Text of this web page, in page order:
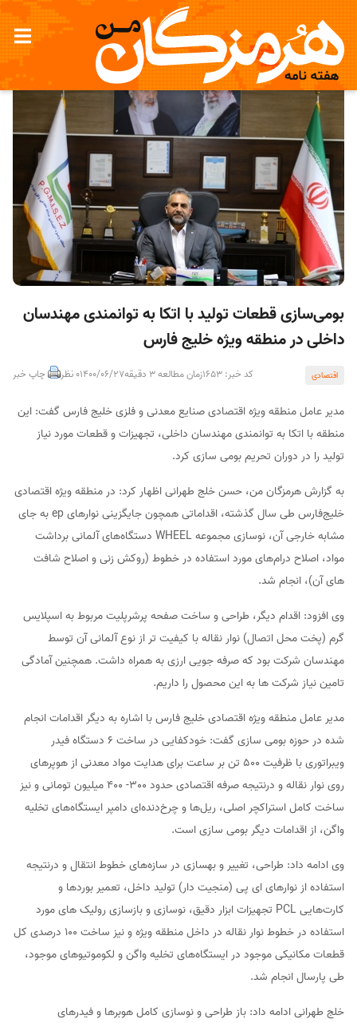
بومی‌سازی قطعات تولید با اتکا به توانمندی مهندسان
داخلی در منطقه ویژه خلیج فارس
اقتصادی کد خبر: 1653 زمان مطالعه 3 دقیقه 1400/06/270 نظر چاپ خبر
مدیر عامل منطقه ویژه اقتصادی صنایع معدنی و فلزی خلیج فارس گفت: این
منطقه با اتکا به توانمندی مهندسان داخلی، تجهیزات و قطعات مورد نیاز
تولید را در دوران تحریم بومی سازی کرد.
به گزارش هرمزگان من، حسن خلج طهرانی اظهار کرد: در منطقه ویژه اقتصادی
خلیج‌فارس طی سال گذشته، اقداماتی همچون جایگزینی نوارهای ep به جای
مشابه خارجی آن، نوسازی مجموعه WHEEL دستگاه‌های آلمانی برداشت
مواد، اصلاح درام‌های مورد استفاده در خطوط (روکش زنی و اصلاح شافت
های آن)، انجام شد.
وی افزود: اقدام دیگر، طراحی و ساخت صفحه پرشرپلیت مربوط به اسپلایس
گرم (پخت محل اتصال) نوار نقاله با کیفیت تر از نوع آلمانی آن توسط
مهندسان شرکت بود که صرفه جویی ارزی به همراه داشت. همچنین آمادگی
تامین نیاز شرکت ها به این محصول را داریم.
مدیر عامل منطقه ویژه اقتصادی خلیج فارس با اشاره به دیگر اقدامات انجام
شده در حوزه بومی سازی گفت: خودکفایی در ساخت ۶ دستگاه فیدر
ویبراتوری با ظرفیت ۵۰۰ تن بر ساعت برای هدایت مواد معدنی از هوپرهای
روی نوار نقاله و درنتیجه صرفه اقتصادی حدود 300- 400 میلیون تومانی و نیز
ساخت کامل استراکچر اصلی، ریل‌ها و چرخ‌دنده‌ای دامپر ایستگاه‌های تخلیه
واگن، از اقدامات دیگر بومی سازی است.
وی ادامه داد: طراحی، تغییر و بهسازی‌ در سازه‌های خطوط انتقال و درنتیجه
استفاده از نوارهای ای پی (منجیت دار) تولید داخل، تعمیر بوردها و
کارت‌هایی PCL تجهیزات ابزار دقیق، نوسازی و بازسازی رولیک های مورد
استفاده در خطوط نوار نقاله در داخل منطقه ویژه و نیز ساخت ۱۰۰ درصدی کل
قطعات مکانیکی موجود در ایستگاه‌های تخلیه واگن و لکوموتیوهای موجود،
طی پارسال انجام شد.
خلج طهرانی ادامه داد: باز طراحی و نوسازی کامل هوبرها و فیدرهای